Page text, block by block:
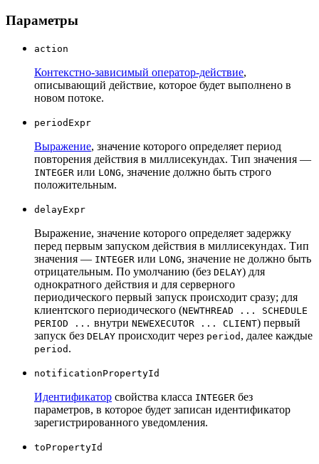
Параметры
action
Контекстно-зависимый оператор-действие,
описывающий действие, которое будет выполнено в
новом потоке.
periodExpr
Выражение, значение которого определяет период
повторения действия в миллисекундах. Тип значения —
INTEGER или LONG, значение должно быть строго
положительным.
delayExpr
Выражение, значение которого определяет задержку
перед первым запуском действия в миллисекундах. Тип
значения — INTEGER или LONG, значение не должно быть
отрицательным. По умолчанию (без DELAY) для
однократного действия и для серверного
периодического первый запуск происходит сразу; для
клиентского периодического (NEWTHREAD ... SCHEDULE
PERIOD ... внутри NEWEXECUTOR ... CLIENT) первый
запуск без DELAY происходит через period , далее каждые
period .
notificationPropertyId
Идентификатор свойства класса INTEGER без
параметров, в которое будет записан идентификатор
зарегистрированного уведомления.
toPropertyId